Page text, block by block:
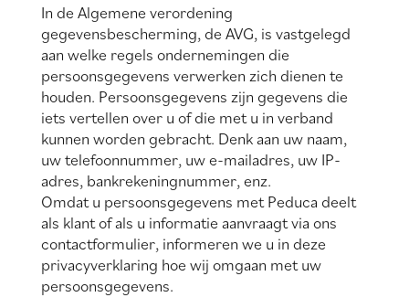
In de Algemene verordening
gegevensbescherming, de AVG, is vastgelegd
aan welke regels ondernemingen die
persoonsgegevens verwerken zich dienen te
houden. Persoonsgegevens zijn gegevens die
iets vertellen over u of die met u in verband
kunnen worden gebracht. Denk aan uw naam,
uw telefoonnummer, uw e-mailadres, uw IP-
adres, bankrekeningnummer, enz.
Omdat u persoonsgegevens met Peduca deelt
als klant of als u informatie aanvraagt via ons
contactformulier, informeren we u in deze
privacyverklaring hoe wij omgaan met uw
persoonsgegevens.